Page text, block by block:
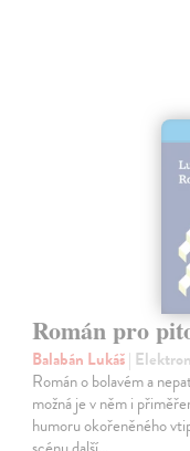
Román pro
Balabán Lukáš|
Román o bolavém a
možná je v něm i
humoru okořeněného